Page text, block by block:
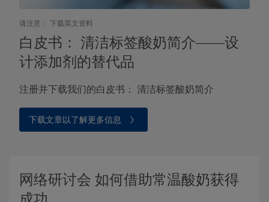
请注意： 下载英文资料
白皮书： 清洁标签酸奶简介——设
计添加剂的替代品
注册并下载我们的白皮书： 清洁标签酸奶简介
下载文章以了解更多信息
网络研讨会 如何借助常温酸奶获得